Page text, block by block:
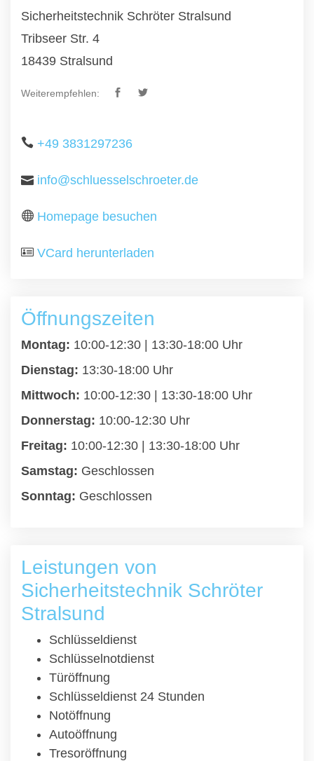
Sicherheitstechnik Schröter Stralsund
Tribseer Str. 4
18439 Stralsund
Weiterempfehlen:
+49 3831297236
info@schluesselschroeter.de
Homepage besuchen
VCard herunterladen
Öffnungszeiten
Montag: 10:00-12:30 | 13:30-18:00 Uhr
Dienstag: 13:30-18:00 Uhr
Mittwoch: 10:00-12:30 | 13:30-18:00 Uhr
Donnerstag: 10:00-12:30 Uhr
Freitag: 10:00-12:30 | 13:30-18:00 Uhr
Samstag: Geschlossen
Sonntag: Geschlossen
Leistungen von
Sicherheitstechnik Schröter
Stralsund
Schlüsseldienst
Schlüsselnotdienst
Türöffnung
Schlüsseldienst 24 Stunden
Notöffnung
Autoöffnung
Tresoröffnung